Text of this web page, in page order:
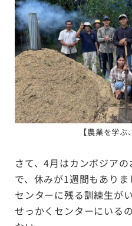
【農業を学ぶ
さて、4月はカンボジアの
で、休みが1週間もあり
センターに残る訓練生が
せっかくセンターにいる